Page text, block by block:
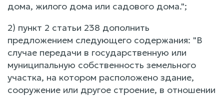
дома, жилого дома или садового дома.";
2) пункт 2 статьи 238 дополнить
предложением следующего содержания: "В
случае передачи в государственную или
муниципальную собственность земельного
участка, на котором расположено здание,
сооружение или другое строение, в отношении